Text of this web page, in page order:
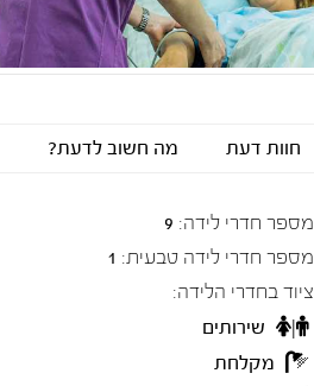
חוות דעת מה חשוב לדעת?
מספר חדרי לידה: 9
מספר חדרי לידה טבעית: 1
ציוד בחדרי הלידה:
שירותים
מקלחת